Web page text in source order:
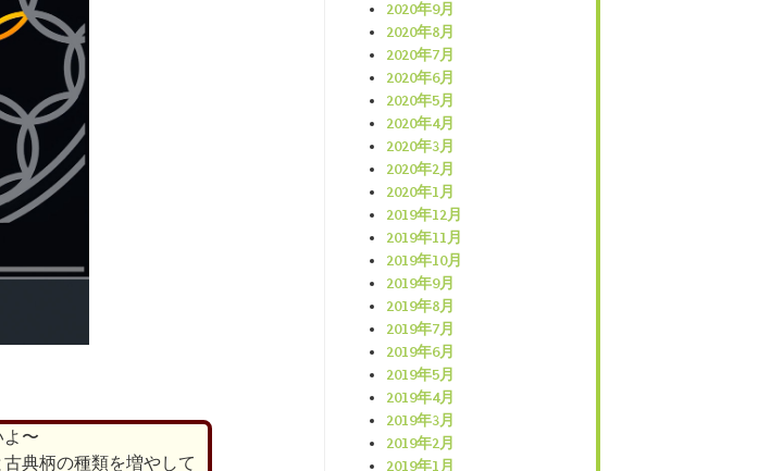
〜
典柄の種類を増やして
2020年9月
2020年8月
2020年7月
2020年6月
2020年5月
2020年4月
2020年3月
2020年2月
2020年1月
2019年12月
2019年11月
2019年10月
2019年9月
2019年8月
2019年7月
2019年6月
2019年5月
2019年4月
2019年3月
2019年2月
2019年1月